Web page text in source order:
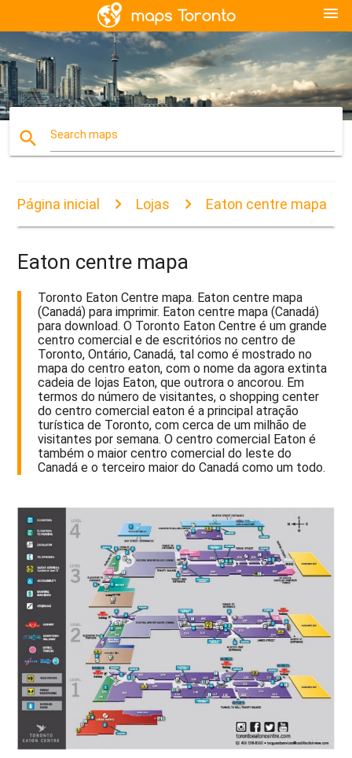
menu
search Search maps
Página inicial Lojas Eaton centre mapa
Eaton centre mapa
Toronto Eaton Centre mapa. Eaton centre mapa
(Canadá) para imprimir. Eaton centre mapa (Canadá)
para download. O Toronto Eaton Centre é um grande
centro comercial e de escritórios no centro de
Toronto, Ontário, Canadá, tal como é mostrado no
mapa do centro eaton, com o nome da agora extinta
cadeia de lojas Eaton, que outrora o ancorou. Em
termos do número de visitantes, o shopping center
do centro comercial eaton é a principal atração
turística de Toronto, com cerca de um milhão de
visitantes por semana. O centro comercial Eaton é
também o maior centro comercial do leste do
Canadá e o terceiro maior do Canadá como um todo.